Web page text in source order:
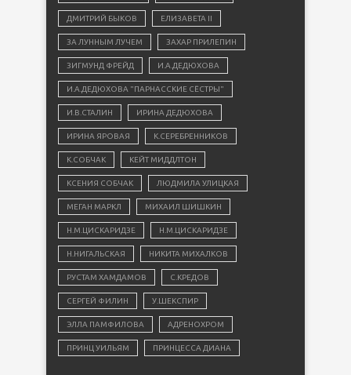
ДМИТРИЙ БЫКОВ ЕЛИЗАВЕТА II
ЗА ЛУННЫМ ЛУЧЕМ ЗАХАР ПРИЛЕПИН
ЗИГМУНД ФРЕЙД И.А.ДЕДЮХОВА
И.А.ДЕДЮХОВА "ПАРНАССКИЕ СЁСТРЫ"
И.В.СТАЛИН ИРИНА ДЕДЮХОВА
ИРИНА ЯРОВАЯ К.СЕРЕБРЕННИКОВ
К.СОБЧАК КЕЙТ МИДДЛТОН
КСЕНИЯ СОБЧАК ЛЮДМИЛА УЛИЦКАЯ
МЕГАН МАРКЛ МИХАИЛ ШИШКИН
Н.М.ЦИСКАРИДЗЕ Н.М.ЦИСКАРИДЗЕ
Н.НИГАЛЬСКАЯ НИКИТА МИХАЛКОВ
РУСТАМ ХАМДАМОВ С.КРЕДОВ
СЕРГЕЙ ФИЛИН У.ШЕКСПИР
ЭЛЛА ПАМФИЛОВА АДРЕНОХРОМ
ПРИНЦ УИЛЬЯМ ПРИНЦЕССА ДИАНА